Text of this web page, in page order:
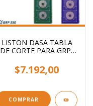
LISTON DASA TABLA
DE CORTE PARA GRP-
$7.192,00